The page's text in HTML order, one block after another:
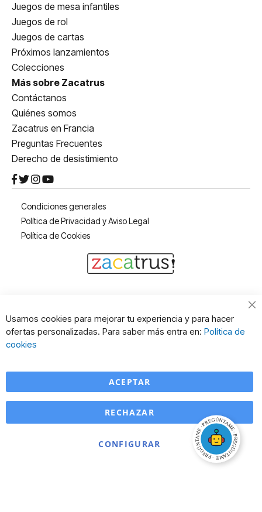
Juegos de mesa infantiles
Juegos de rol
Juegos de cartas
Próximos lanzamientos
Colecciones
Más sobre Zacatrus
Contáctanos
Quiénes somos
Zacatrus en Francia
Preguntas Frecuentes
Derecho de desistimiento
Condiciones generales
Política de Privacidad y Aviso Legal
Política de Cookies
Usamos cookies para mejorar tu experiencia y para hacer
ofertas personalizadas. Para saber más entra en: Política de
cookies
ACEPTAR
CONFIGURAR
RECHAZAR